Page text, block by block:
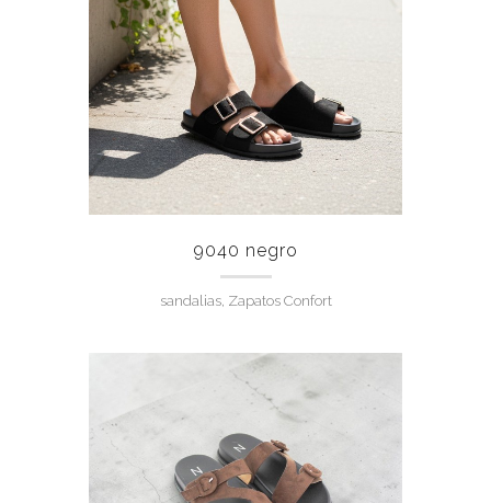
9040 negro
sandalias, Zapatos Confort